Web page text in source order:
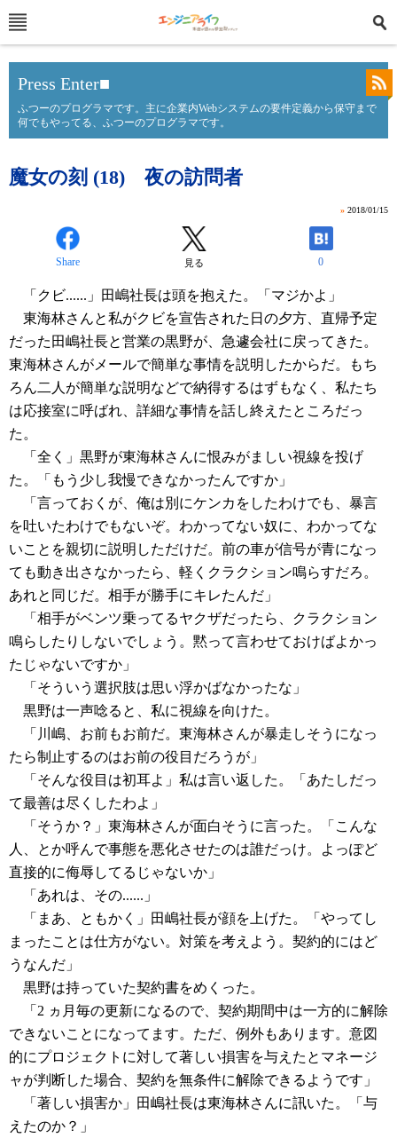
Press Enter■
ふつーのプログラマです。主に企業内Webシステムの要件定義から保守まで
何でもやってる、ふつーのプログラマです。
魔女の刻 (18) 夜の訪問者
» 2018/01/15
Share 見る 0
「クビ......」田嶋社長は頭を抱えた。「マジかよ」
東海林さんと私がクビを宣告された日の夕方、直帰予定
だった田嶋社長と営業の黒野が、急遽会社に戻ってきた。
東海林さんがメールで簡単な事情を説明したからだ。もち
ろん二人が簡単な説明などで納得するはずもなく、私たち
は応接室に呼ばれ、詳細な事情を話し終えたところだっ
た。
「全く」黒野が東海林さんに恨みがましい視線を投げ
た。「もう少し我慢できなかったんですか」
「言っておくが、俺は別にケンカをしたわけでも、暴言
を吐いたわけでもないぞ。わかってない奴に、わかってな
いことを親切に説明しただけだ。前の車が信号が青になっ
ても動き出さなかったら、軽くクラクション鳴らすだろ。
あれと同じだ。相手が勝手にキレたんだ」
「相手がベンツ乗ってるヤクザだったら、クラクション
鳴らしたりしないでしょう。黙って言わせておけばよかっ
たじゃないですか」
「そういう選択肢は思い浮かばなかったな」
黒野は一声唸ると、私に視線を向けた。
「川嶋、お前もお前だ。東海林さんが暴走しそうになっ
たら制止するのはお前の役目だろうが」
「そんな役目は初耳よ」私は言い返した。「あたしだっ
て最善は尽くしたわよ」
「そうか？」東海林さんが面白そうに言った。「こんな
人、とか呼んで事態を悪化させたのは誰だっけ。よっぽど
直接的に侮辱してるじゃないか」
「あれは、その......」
「まあ、ともかく」田嶋社長が顔を上げた。「やってし
まったことは仕方がない。対策を考えよう。契約的にはど
うなんだ」
黒野は持っていた契約書をめくった。
「2 ヵ月毎の更新になるので、契約期間中は一方的に解除
できないことになってます。ただ、例外もあります。意図
的にプロジェクトに対して著しい損害を与えたとマネージ
ャが判断した場合、契約を無条件に解除できるようです」
「著しい損害か」田嶋社長は東海林さんに訊いた。「与
えたのか？」